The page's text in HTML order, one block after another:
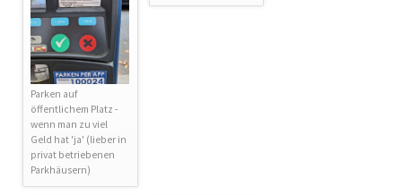
Parken auf
öffentlichem Platz -
wenn man zu viel
Geld hat 'ja' (lieber in
privat betriebenen
Parkhäusern)